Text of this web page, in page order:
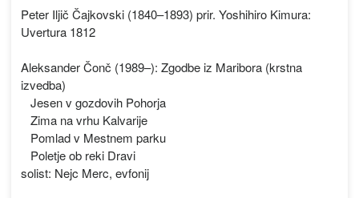
Peter Iljič Čajkovski (1840–1893) prir. Yoshihiro Kimura:
Uvertura 1812
Aleksander Čonč (1989–): Zgodbe iz Maribora (krstna
izvedba)
Jesen v gozdovih Pohorja
Zima na vrhu Kalvarije
Pomlad v Mestnem parku
Poletje ob reki Dravi
solist: Nejc Merc, evfonij